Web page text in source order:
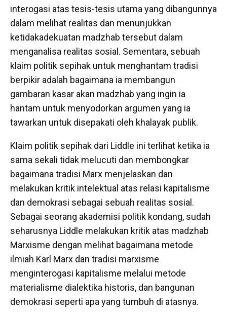
interogasi atas tesis-tesis utama yang dibangunnya
dalam melihat realitas dan menunjukkan
ketidakadekuatan madzhab tersebut dalam
menganalisa realitas sosial. Sementara, sebuah
klaim politik sepihak untuk menghantam tradisi
berpikir adalah bagaimana ia membangun
gambaran kasar akan madzhab yang ingin ia
hantam untuk menyodorkan argumen yang ia
tawarkan untuk disepakati oleh khalayak publik.
Klaim politik sepihak dari Liddle ini terlihat ketika ia
sama sekali tidak melucuti dan membongkar
bagaimana tradisi Marx menjelaskan dan
melakukan kritik intelektual atas relasi kapitalisme
dan demokrasi sebagai sebuah realitas sosial.
Sebagai seorang akademisi politik kondang, sudah
seharusnya Liddle melakukan kritik atas madzhab
Marxisme dengan melihat bagaimana metode
ilmiah Karl Marx dan tradisi marxisme
menginterogasi kapitalisme melalui metode
materialisme dialektika historis, dan bangunan
demokrasi seperti apa yang tumbuh di atasnya.